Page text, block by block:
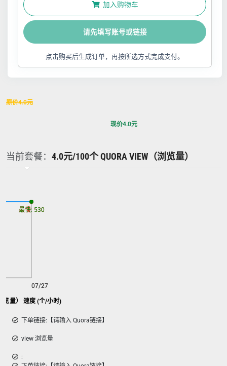
加入购物车
请先填写账号或链接
点击购买后生成订单，再按所选方式完成支付。
原价4.0元
现价4.0元
当前套餐： 4.0元/100个 QUORA VIEW（浏览量）
览量） 速度 (个/小时)
07/27
最慢: 530
最快: 530
下单链接:【请输入 Quora链接】
view 浏览量
: